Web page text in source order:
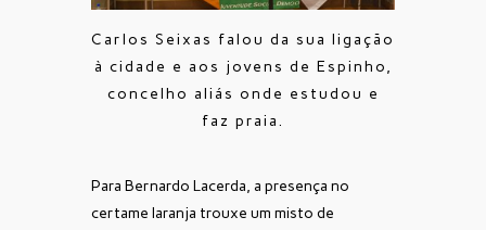
Carlos Seixas falou da sua ligação
à cidade e aos jovens de Espinho,
concelho aliás onde estudou e
faz praia.
Para Bernardo Lacerda, a presença no
certame laranja trouxe um misto de